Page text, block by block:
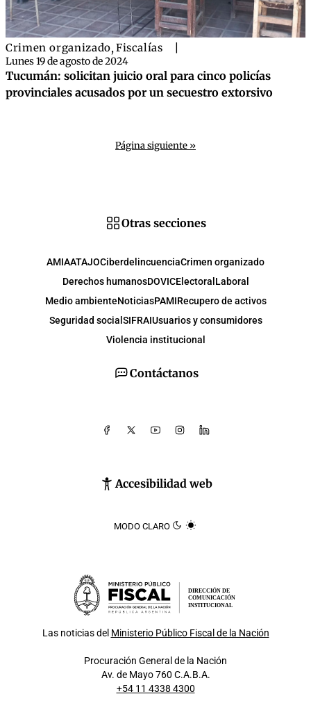
Crimen organizado,Fiscalías
Lunes 19 de agosto de 2024
Tucumán: solicitan juicio oral para cinco policías
provinciales acusados por un secuestro extorsivo
Página siguiente »
Contáctanos
Accesibilidad web
MODO CLARO
Otras secciones
AMIAATAJOCiberdelincuenciaCrimen organizado
Derechos humanosDOVICElectoral Laboral
Medio ambienteNoticiasPAMIRecupero de activos
Seguridad social SIFRAIUsuarios y consumidores
Violencia institucional
DIRECCIÓN DE
COMUNICACIÓN
INSTITUCIONAL
Las noticias del Ministerio Público Fiscal de la Nación
Procuración General de la Nación
Av. de Mayo 760 C.A.B.A.
+54 11 4338 4300